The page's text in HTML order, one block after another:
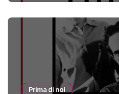
Prima di noi